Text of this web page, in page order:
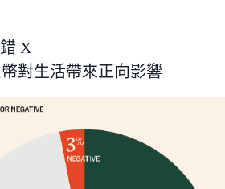
X
對生活帶來正向影響